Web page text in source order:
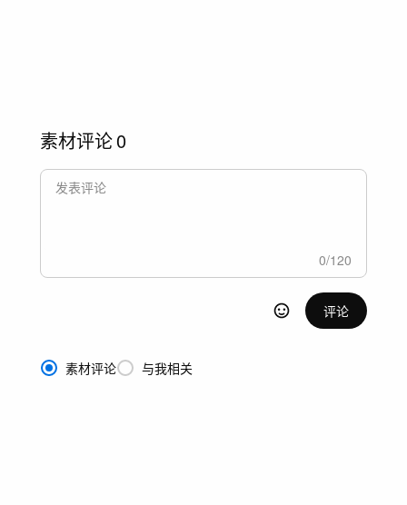
素材评论0
0/120
评论
素材评论 与我相关